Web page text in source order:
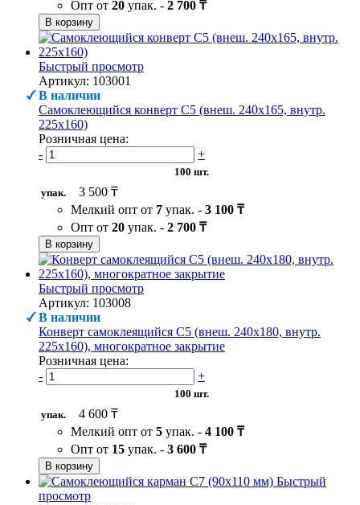
Опт от 20 упак. - 2 700 ₸
В корзину
Быстрый просмотр
Артикул: 103001
В наличии
Самоклеющийся конверт С5 (внеш. 240х165, внутр.
225х160)
Розничная цена:
-
+
100 шт.
упак.
3 500 ₸
Мелкий опт от 7 упак. - 3 100 ₸
Опт от 20 упак. - 2 700 ₸
В корзину
Быстрый просмотр
Артикул: 103008
В наличии
Конверт самоклеящийся С5 (внеш. 240х180, внутр.
225х160), многократное закрытие
Розничная цена:
-
+
100 шт.
упак.
4 600 ₸
Мелкий опт от 5 упак. - 4 100 ₸
Опт от 15 упак. - 3 600 ₸
В корзину
Быстрый
просмотр